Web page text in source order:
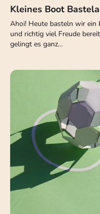
Kleines Boot
Ahoi! Heute basteln wir ein
und richtig viel Freude
gelingt es ganz…